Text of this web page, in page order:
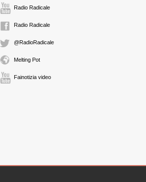
Radio Radicale
Radio Radicale
@RadioRadicale
Melting Pot
Fainotizia video